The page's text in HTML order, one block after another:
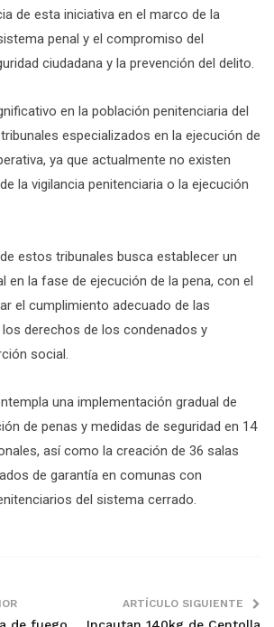
de esta iniciativa en el marco de la
penal y el compromiso del
ciudadana y la prevención del delito.
en la población penitenciaria del
especializados en la ejecución de
ya que actualmente no existen
la vigilancia penitenciaria o la ejecución
estos tribunales busca establecer un
en la fase de ejecución de la pena, con el
el cumplimiento adecuado de las
derechos de los condenados y
social.
una implementación gradual de
de penas y medidas de seguridad en 14
así como la creación de 36 salas
de garantía en comunas con
del sistema cerrado.
ARTÍCULO SIGUIENTE